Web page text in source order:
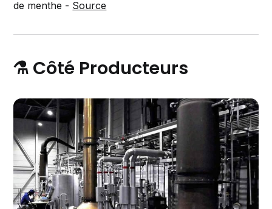
de menthe - Source
⚗️ Côté Producteurs